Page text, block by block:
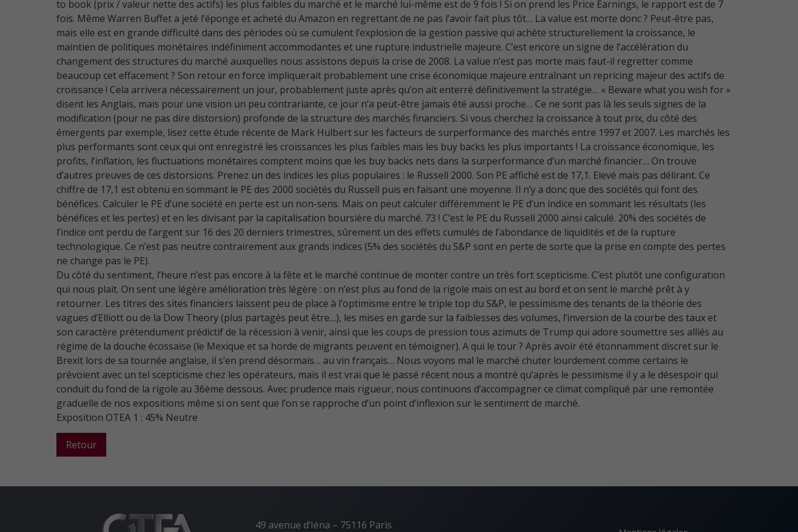
to book (prix / valeur nette des actifs) les plus faibles du marché et le marché lui-même est de 9 fois ! Si on prend les Price Earnings, le rapport est de 7
fois. Même Warren Buffet a jeté l’éponge et acheté du Amazon en regrettant de ne pas l’avoir fait plus tôt… La value est morte donc ? Peut-être pas,
mais elle est en grande difficulté dans des périodes où se cumulent l’explosion de la gestion passive qui achète structurellement la croissance, le
maintien de politiques monétaires indéfiniment accommodantes et une rupture industrielle majeure. C’est encore un signe de l’accélération du
changement des structures du marché auxquelles nous assistons depuis la crise de 2008. La value n’est pas morte mais faut-il regretter comme
beaucoup cet effacement ? Son retour en force impliquerait probablement une crise économique majeure entraînant un repricing majeur des actifs de
croissance ! Cela arrivera nécessairement un jour, probablement juste après qu’on ait enterré définitivement la stratégie… « Beware what you wish for »
disent les Anglais, mais pour une vision un peu contrariante, ce jour n’a peut-être jamais été aussi proche… Ce ne sont pas là les seuls signes de la
modification (pour ne pas dire distorsion) profonde de la structure des marchés financiers. Si vous cherchez la croissance à tout prix, du côté des
émergents par exemple, lisez cette étude récente de Mark Hulbert sur les facteurs de surperformance des marchés entre 1997 et 2007. Les marchés les
plus performants sont ceux qui ont enregistré les croissances les plus faibles mais les buy backs les plus importants ! La croissance économique, les
profits, l’inflation, les fluctuations monétaires comptent moins que les buy backs nets dans la surperformance d’un marché financier… On trouve
d’autres preuves de ces distorsions. Prenez un des indices les plus populaires : le Russell 2000. Son PE affiché est de 17,1. Elevé mais pas délirant. Ce
chiffre de 17,1 est obtenu en sommant le PE des 2000 sociétés du Russell puis en faisant une moyenne. Il n’y a donc que des sociétés qui font des
bénéfices. Calculer le PE d’une société en perte est un non-sens. Mais on peut calculer différemment le PE d’un indice en sommant les résultats (les
bénéfices et les pertes) et en les divisant par la capitalisation boursière du marché. 73 ! C’est le PE du Russell 2000 ainsi calculé. 20% des sociétés de
l’indice ont perdu de l’argent sur 16 des 20 derniers trimestres, sûrement un des effets cumulés de l’abondance de liquidités et de la rupture
technologique. Ce n’est pas neutre contrairement aux grands indices (5% des sociétés du S&P sont en perte de sorte que la prise en compte des pertes
ne change pas le PE).
Du côté du sentiment, l’heure n’est pas encore à la fête et le marché continue de monter contre un très fort scepticisme. C’est plutôt une configuration
qui nous plait. On sent une légère amélioration très légère : on n’est plus au fond de la rigole mais on est au bord et on sent le marché prêt à y
retourner. Les titres des sites financiers laissent peu de place à l’optimisme entre le triple top du S&P, le pessimisme des tenants de la théorie des
vagues d’Elliott ou de la Dow Theory (plus partagés peut être…), les mises en garde sur la faiblesses des volumes, l’inversion de la courbe des taux et
son caractère prétendument prédictif de la récession à venir, ainsi que les coups de pression tous azimuts de Trump qui adore soumettre ses alliés au
régime de la douche écossaise (le Mexique et sa horde de migrants peuvent en témoigner). A qui le tour ? Après avoir été étonnamment discret sur le
Brexit lors de sa tournée anglaise, il s’en prend désormais… au vin français… Nous voyons mal le marché chuter lourdement comme certains le
prévoient avec un tel scepticisme chez les opérateurs, mais il est vrai que le passé récent nous a montré qu’après le pessimisme il y a le désespoir qui
conduit du fond de la rigole au 36ème dessous. Avec prudence mais rigueur, nous continuons d’accompagner ce climat compliqué par une remontée
graduelle de nos expositions même si on sent que l’on se rapproche d’un point d’inflexion sur le sentiment de marché.
Exposition OTEA 1 : 45% Neutre
Retour
49 avenue d’Iéna – 75116 Paris